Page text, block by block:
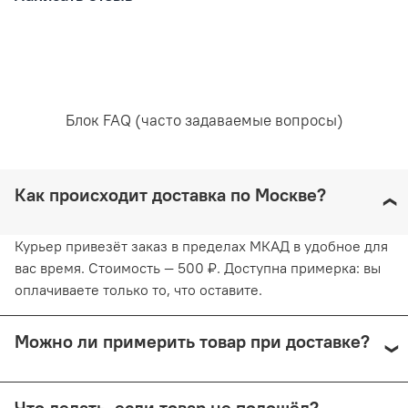
не превышающей 30 градусов. Любое отбеливание
недопустимо и навредит ткани. Отжимайте белье
белье желательно в вертикальном положении, не
используя барабанную сушку. Придерживаясь
рекомендаций, вы продлите жизнь белью и сохраните
его эстетический вид.
Блок FAQ (часто задаваемые вопросы)
Как происходит доставка по Москве?
Курьер привезёт заказ в пределах МКАД в удобное для
вас время. Стоимость — 500 ₽. Доступна примерка: вы
оплачиваете только то, что оставите.
Можно ли примерить товар при доставке?